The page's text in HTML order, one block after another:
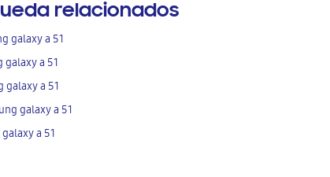
relacionados
galaxy a 51
a 51
a 51
galaxy a 51
a 51